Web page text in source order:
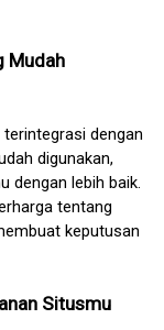
Mudah
dengan
digunakan,
dengan lebih baik.
tentang
keputusan
Situsmu